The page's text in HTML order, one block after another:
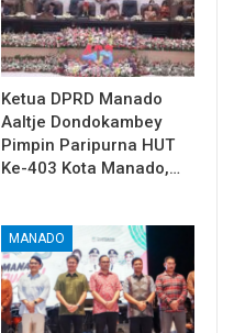
Ketua DPRD Manado
Aaltje Dondokambey
Pimpin Paripurna HUT
Ke-403 Kota Manado,…
MANADO